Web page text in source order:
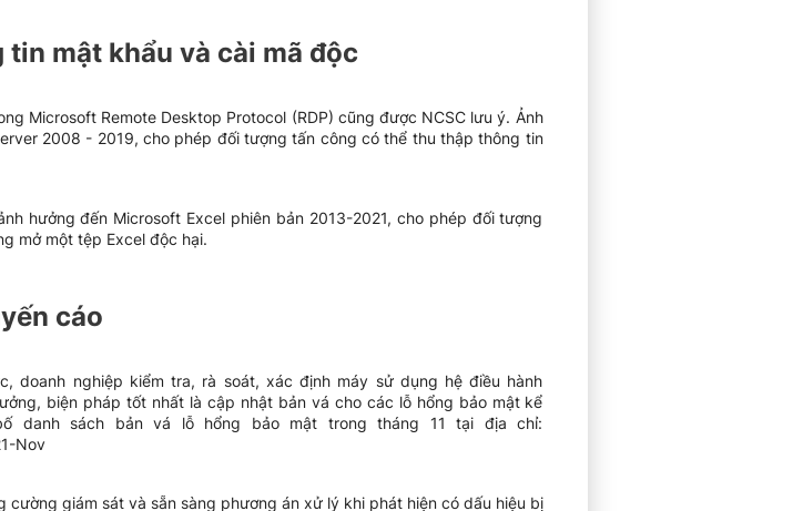
mật khẩu và cài mã độc
Microsoft Remote Desktop Protocol (RDP) cũng được NCSC lưu ý. Ảnh
2008 - 2019, cho phép đối tượng tấn công có thể thu thập thông tin
hưởng đến Microsoft Excel phiên bản 2013-2021, cho phép đối tượng
mở một tệp Excel độc hại.
cáo
doanh nghiệp kiểm tra, rà soát, xác định máy sử dụng hệ điều hành
biện pháp tốt nhất là cập nhật bản vá cho các lỗ hổng bảo mật kể
danh sách bản vá lỗ hổng bảo mật trong tháng 11 tại địa chỉ:
Nov
giám sát và sẵn sàng phương án xử lý khi phát hiện có dấu hiệu bị